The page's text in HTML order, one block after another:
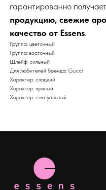
гарантированно
продукцию, свежие
качество от Essens
Группа: цветочный
Группа: восточный
Шлейф: сильный
Для любителей бренда: Gucci
Характер: сладкий
Характер: пряный
Характер: сексуальный